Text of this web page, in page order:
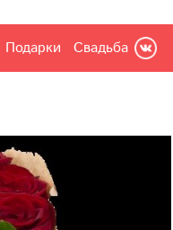
Подарки Свадьба